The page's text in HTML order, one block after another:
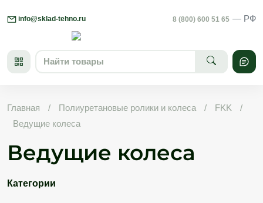
to
info@sklad-tehno.ru 8 (800) 600 51 65 — РФ
Главная / Полиуретановые ролики и колеса / FKK
/
Ведущие колеса
Ведущие колеса
Категории